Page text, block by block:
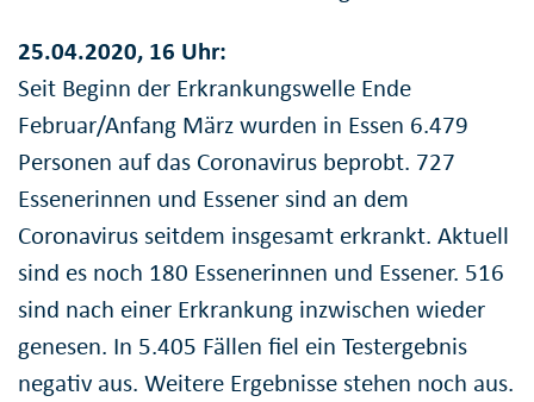
25.04.2020, 16 Uhr:
Seit Beginn der Erkrankungswelle Ende
Februar/Anfang März wurden in Essen 6.479
Personen auf das Coronavirus beprobt. 727
Essenerinnen und Essener sind an dem
Coronavirus seitdem insgesamt erkrankt. Aktuell
sind es noch 180 Essenerinnen und Essener. 516
sind nach einer Erkrankung inzwischen wieder
genesen. In 5.405 Fällen fiel ein Testergebnis
negativ aus. Weitere Ergebnisse stehen noch aus.